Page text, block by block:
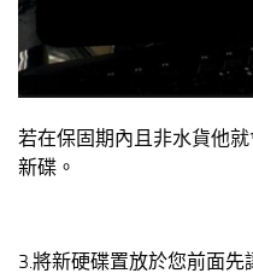
若在保固期內且非水貨他
新碟。
3.將新硬碟置放於您前面